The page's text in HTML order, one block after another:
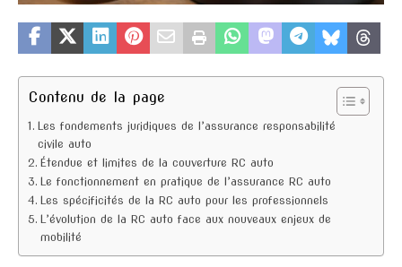
Contenu de la page
Les fondements juridiques de l’assurance responsabilité
civile auto
Étendue et limites de la couverture RC auto
Le fonctionnement en pratique de l’assurance RC auto
Les spécificités de la RC auto pour les professionnels
L’évolution de la RC auto face aux nouveaux enjeux de
mobilité